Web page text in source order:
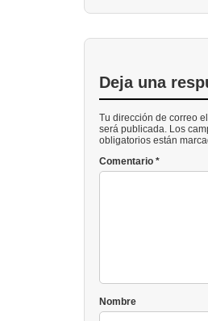
Deja una
Tu dirección de correo
será publicada. Los
obligatorios están
Comentario *
Nombre